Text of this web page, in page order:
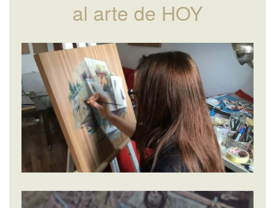
al arte de HOY